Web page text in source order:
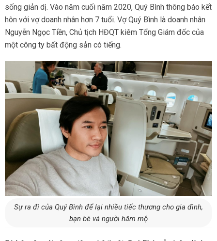
sống giản dị. Vào năm cuối năm 2020, Quý Bình thông báo kết
hôn với vợ doanh nhân hơn 7 tuổi. Vợ Quý Bình là doanh nhân
Nguyễn Ngọc Tiền, Chủ tịch HĐQT kiêm Tổng Giám đốc của
một công ty bất động sản có tiếng.
Sự ra đi của Quý Bình để lại nhiều tiếc thương cho gia đình,
bạn bè và người hâm mộ